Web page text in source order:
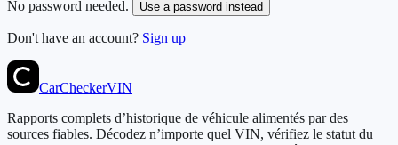
No password needed. Use a password instead
Don't have an account? Sign up
CarCheckerVIN
Rapports complets d’historique de véhicule alimentés par des
sources fiables. Décodez n’importe quel VIN, vérifiez le statut du